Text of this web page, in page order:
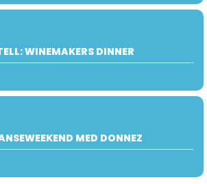
WINEMAKERS DINNER
MED DONNEZ